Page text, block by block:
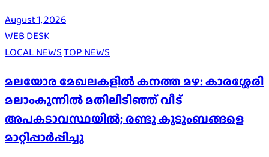
August 1, 2026
WEB DESK
LOCAL NEWSTOP NEWS
മലയോര മേഖലകളിൽ കനത്ത മഴ: കാരശ്ശേരി
മലാംകുന്നിൽ മതിലിടിഞ്ഞ് വീട്
അപകടാവസ്ഥയിൽ; രണ്ടു കുടുംബങ്ങളെ
മാറ്റിപ്പാർപ്പിച്ചു